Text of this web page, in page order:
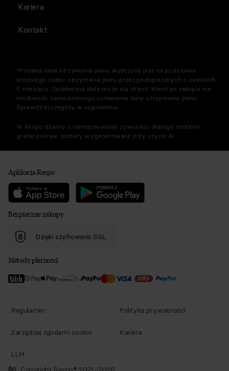
Kariera
Kontakt
*Podana data otrzymania planu wyliczona jest na podstawie
średniego czasu otrzymania planu przez podopiecznych z ostatnich
6 miesięcy. Ostateczna data może się różnić. Klient po zakupie ma
możliwość samodzielnego ustawienia daty otrzymania planu.
Sprawdź szczegóły w regulaminie.
W Respo dbamy o niemarnowanie żywności, dlatego niektóre
grafiki potraw zostały wygenerowane przy użyciu AI.
Aplikacja Respo
Bezpieczne zakupy
Dzięki szyfrowaniu SSL
Metody płatności
Regulamin Polityka prywatności
Zarządzaj zgodami cookie Kariera
LLM